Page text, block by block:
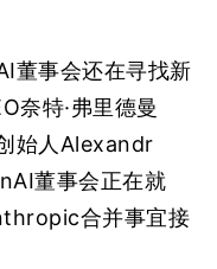
事会还在寻找新
奈特·弗里德曼
始人Alexandr
董事会正在就
合并事宜接